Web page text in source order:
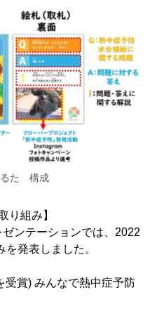
るた 構成
り組み】
ンテーションでは、2022
発表しました。
受賞) みんなで熱中症予防